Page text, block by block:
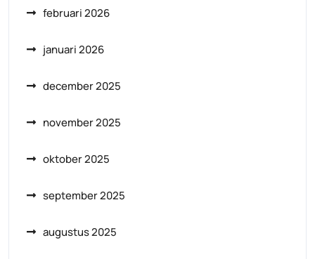
februari 2026
januari 2026
december 2025
november 2025
oktober 2025
september 2025
augustus 2025